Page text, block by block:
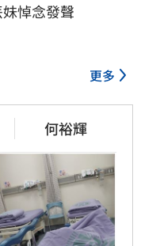
悼念發聲
更多
何裕輝